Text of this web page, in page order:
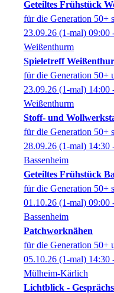
Geteiltes Frühstück
für die Generation 50+
23.09.26 (1-mal) 09:00
Weißenthurm
Spieletreff
für die Generation 50+
23.09.26 (1-mal) 14:00
Weißenthurm
Stoff- und
für die Generation 50+
28.09.26 (1-mal) 14:30
Bassenheim
Geteiltes Frühstück
für die Generation 50+
01.10.26 (1-mal) 09:00
Bassenheim
Patchworknähen
für die Generation 50+
05.10.26 (1-mal) 14:30
Mülheim-Kärlich
Lichtblick -